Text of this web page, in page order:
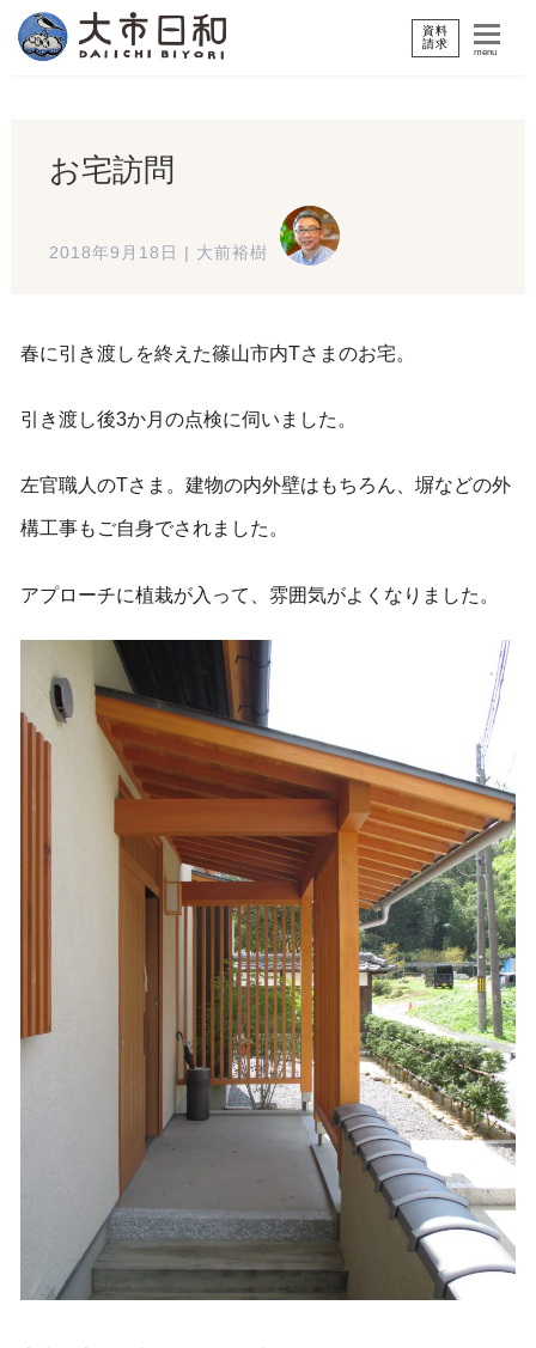
資料
請求
menu
お宅訪問
2018年9月18日 大前裕樹
春に引き渡しを終えた篠山市内Tさまのお宅。
引き渡し後3か月の点検に伺いました。
左官職人のTさま。建物の内外壁はもちろん、塀などの外
構工事もご自身でされました。
アプローチに植栽が入って、雰囲気がよくなりました。